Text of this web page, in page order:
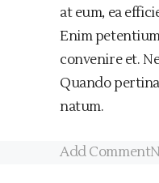
at eum, ea
Enim
convenire et.
Quando
natum.
Add